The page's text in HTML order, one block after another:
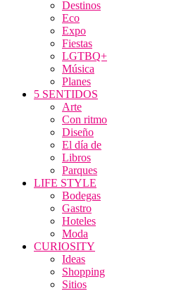
Destinos
Eco
Expo
Fiestas
LGTBQ+
Música
Planes
5 SENTIDOS
Arte
Con ritmo
Diseño
El día de
Libros
Parques
LIFE STYLE
Bodegas
Gastro
Hoteles
Moda
CURIOSITY
Ideas
Shopping
Sitios